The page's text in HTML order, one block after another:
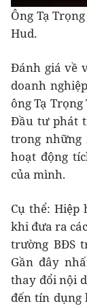
Ông Tạ
Hud.
Đánh giá về
doanh
ông Tạ Trọng
Đầu tư phát
trong những
hoạt động
của mình.
Cụ thể: Hiệp
khi đưa ra
trường BĐS
Gần đây
thay đổi nội
đến tín dụng